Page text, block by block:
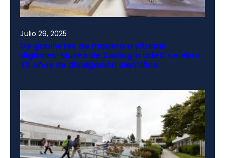
Julio 29, 2025
De gabinetes de madera a vitrinas
digitales: Museo de Zoología UdeC celebra
70 años de divulgación científica